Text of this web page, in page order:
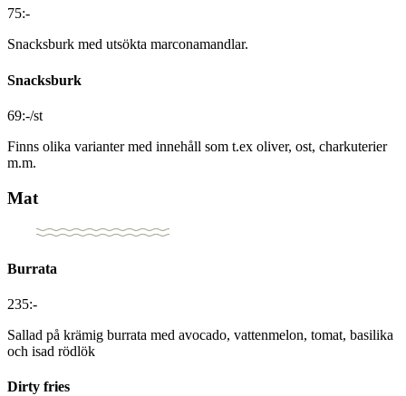
75:-
Snacksburk med utsökta marconamandlar.
Snacksburk
69:-/st
Finns olika varianter med innehåll som t.ex oliver, ost, charkuterier
m.m.
Mat
Burrata
235:-
Sallad på krämig burrata med avocado, vattenmelon, tomat, basilika
och isad rödlök
Dirty fries